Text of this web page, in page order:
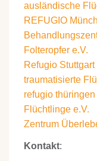
ausländische
REFUGIO
Folteropfer e.V.
Refugio
traumatisierte
refugio
Flüchtlinge e.V.
Zentrum
Kontakt: